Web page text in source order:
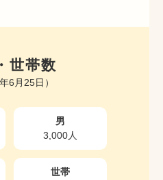
世帯数
6月25日）
男
3,000人
世帯